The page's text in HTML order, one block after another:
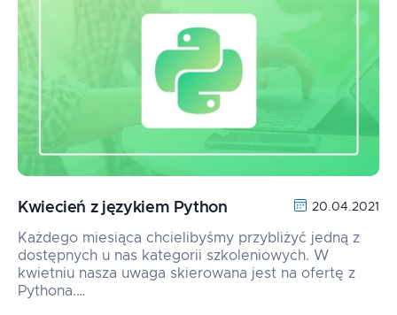
Kwiecień z językiem Python 20.04.2021
Każdego miesiąca chcielibyśmy przybliżyć jedną z
dostępnych u nas kategorii szkoleniowych. W
kwietniu nasza uwaga skierowana jest na ofertę z
Pythona.…